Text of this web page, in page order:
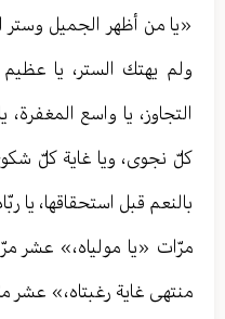
«يا من أظهر الجميل وستر
ولم يهتك الستر، يا
التجاوز، يا واسع
كلّ نجوى، ويا غاية كلّ
بالنعم قبل استحقاقها، يا
مرّات «يا مولياه،» عشر
منتهى غاية رغبتاه،» عشر